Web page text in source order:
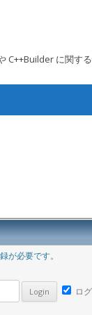
に関す
が必要です。
ロ